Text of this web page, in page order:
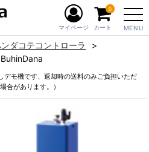
MENU
マイページ カート
0
ダコテコントローラ
デモ機です、返却時の送料のみご負担いただ
合があります。）